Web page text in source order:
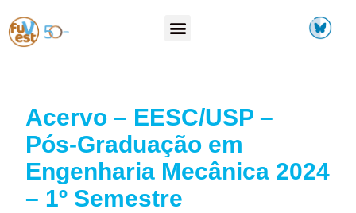
Acervo – EESC/USP –
Pós-Graduação em
Engenharia Mecânica 2024
– 1º Semestre